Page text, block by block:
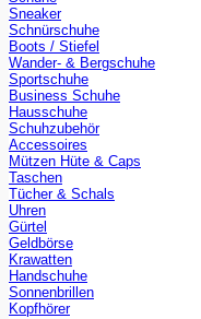
Sneaker
Schnürschuhe
Boots / Stiefel
Wander- & Bergschuhe
Sportschuhe
Business Schuhe
Hausschuhe
Schuhzubehör
Accessoires
Mützen Hüte & Caps
Taschen
Tücher & Schals
Uhren
Gürtel
Geldbörse
Krawatten
Handschuhe
Sonnenbrillen
Kopfhörer